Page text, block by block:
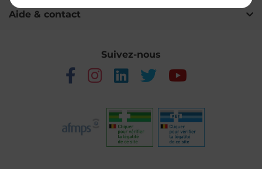
Aide & contact
Suivez-nous